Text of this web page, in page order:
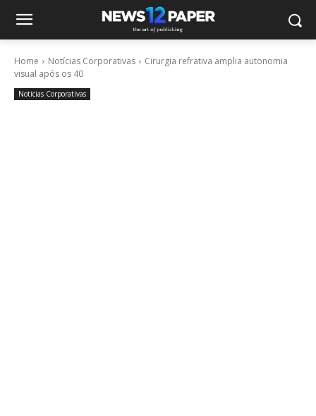
Home Notícias Corporativas
Cirurgia refrativa amplia autonomia
visual após os 40
Notícias Corporativas